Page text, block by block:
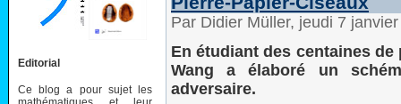
Editorial
Ce blog a pour sujet les
Par Didier Müller, jeudi 7
En étudiant des centaines
Wang a élaboré un
adversaire.